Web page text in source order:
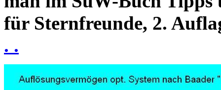
für Sternfreunde, 2.
. .